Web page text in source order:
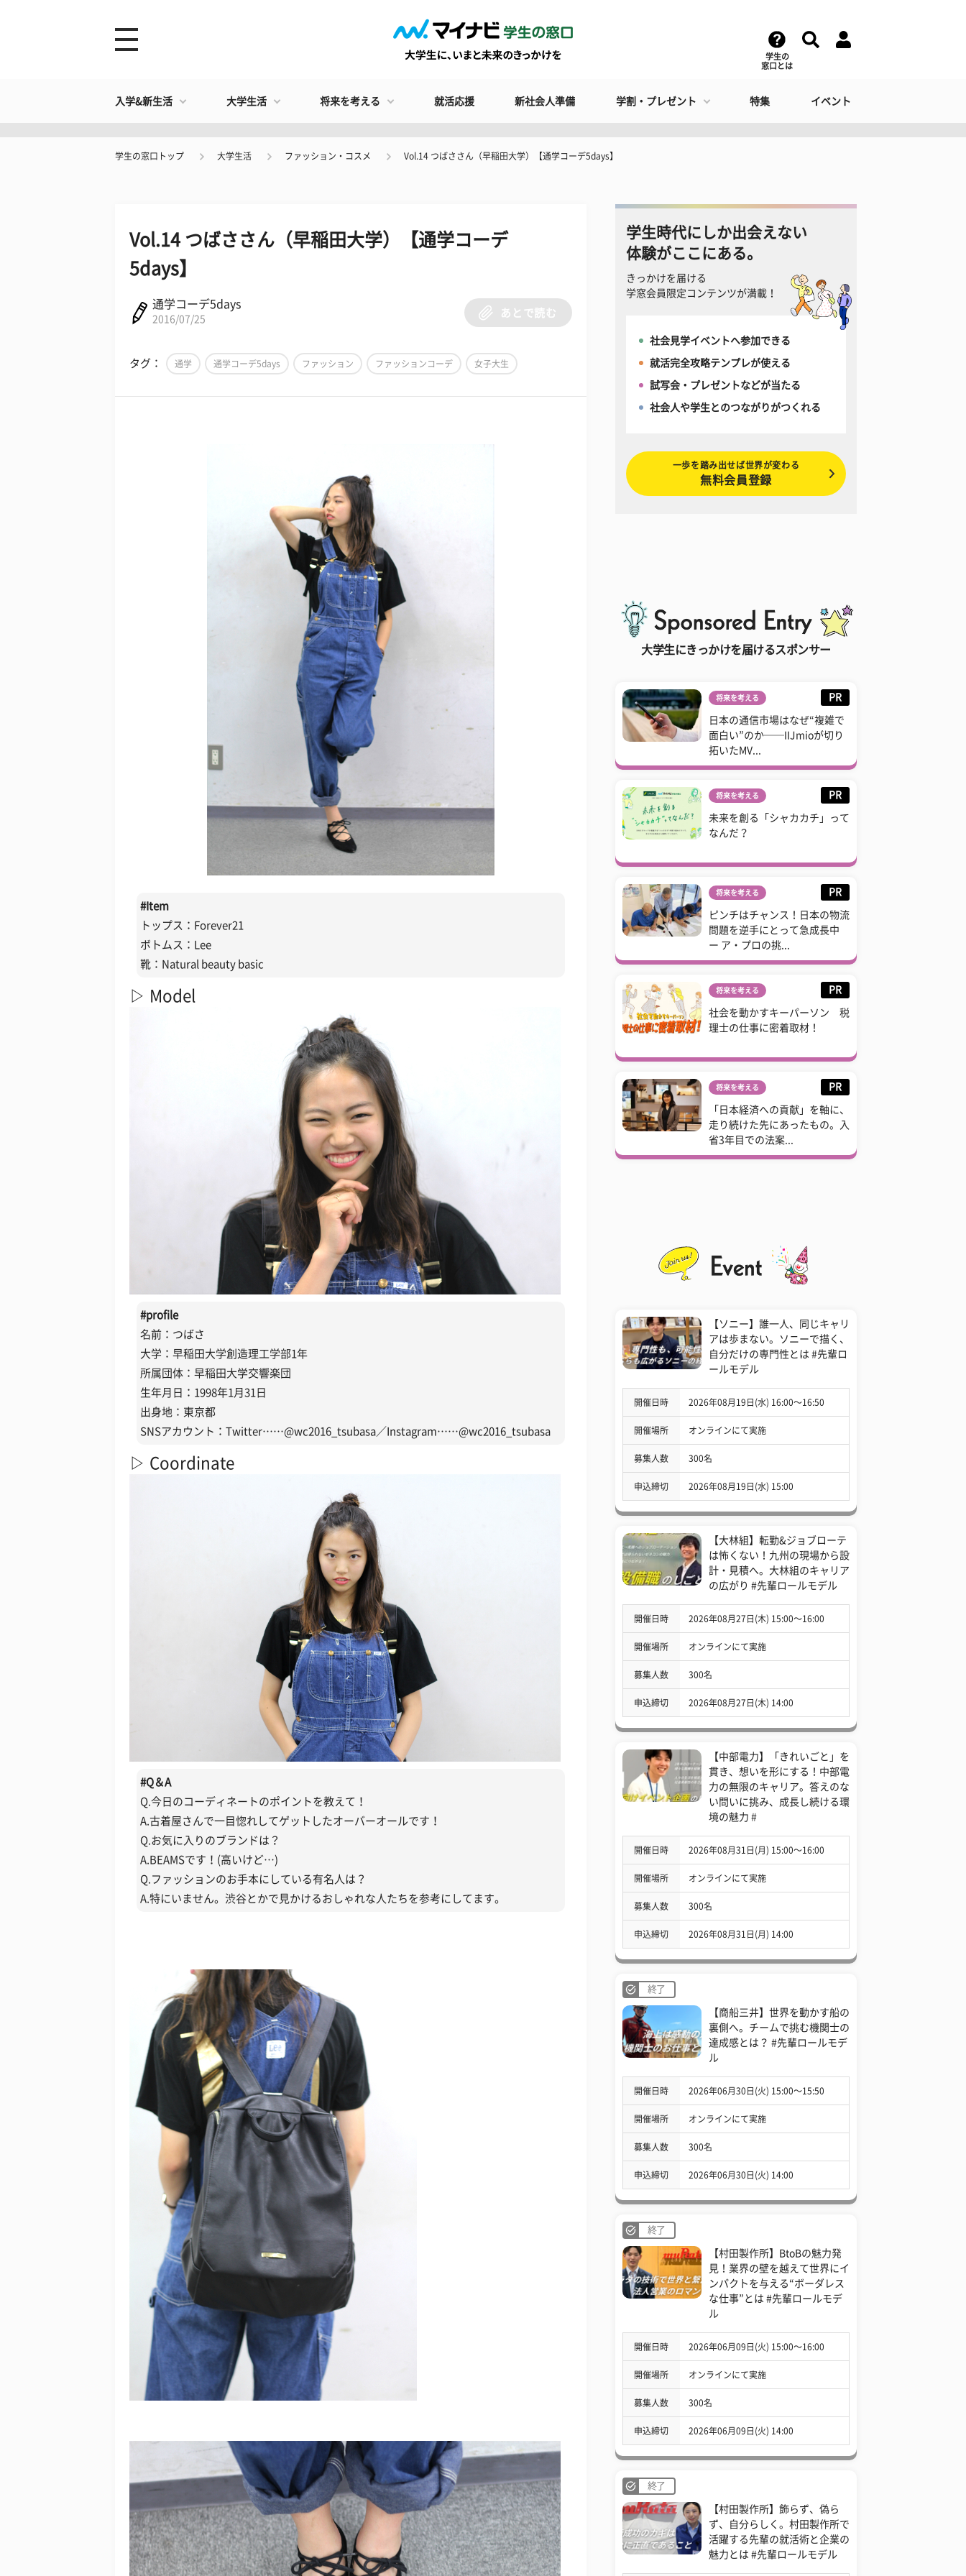
学生の
窓口とは
入学&新生活 大学生活 将来を考える 就活応援 新社会人準備 学割・プレゼント 特集 イベント
学生の窓口トップ 大学生活 ファッション・コスメ Vol.14 つばささん（早稲田大学）【通学コーデ5days】
Vol.14 つばささん（早稲田大学）【通学コーデ
5days】
通学コーデ5days
2016/07/25
あとで読む
タグ： 通学 通学コーデ5days ファッション ファッションコーデ 女子大生
#Item
トップス：Forever21
ボトムス：Lee
靴：Natural beauty basic
▷ Model
#profile
名前：つばさ
大学：早稲田大学創造理工学部1年
所属団体：早稲田大学交響楽団
生年月日：1998年1月31日
出身地：東京都
SNSアカウント：Twitter……@wc2016_tsubasa／Instagram……@wc2016_tsubasa
▷ Coordinate
#Q＆A
Q.今日のコーディネートのポイントを教えて！
A.古着屋さんで一目惚れしてゲットしたオーバーオールです！
Q.お気に入りのブランドは？
A.BEAMSです！(高いけど…)
Q.ファッションのお手本にしている有名人は？
A.特にいません。渋谷とかで見かけるおしゃれな人たちを参考にしてます。
学生時代にしか出会えない
体験がここにある。
きっかけを届ける
学窓会員限定コンテンツが満載！
社会見学イベントへ参加できる
就活完全攻略テンプレが使える
試写会・プレゼントなどが当たる
社会人や学生とのつながりがつくれる
一歩を踏み出せば世界が変わる
無料会員登録
大学生にきっかけを届けるスポンサー
将来を考える PR
日本の通信市場はなぜ“複雑で
面白い”のか──IIJmioが切り
拓いたMV...
将来を考える PR
未来を創る「シャカカチ」って
なんだ？
将来を考える PR
ピンチはチャンス！日本の物流
問題を逆手にとって急成長中
ー ア・プロの挑...
将来を考える PR
社会を動かすキーパーソン 税
理士の仕事に密着取材！
将来を考える PR
「日本経済への貢献」を軸に、
走り続けた先にあったもの。入
省3年目での法案...
【ソニー】誰一人、同じキャリ
アは歩まない。ソニーで描く、
自分だけの専門性とは #先輩ロ
ールモデル
開催日時 2026年08月19日(水) 16:00〜16:50
開催場所 オンラインにて実施
募集人数 300名
申込締切 2026年08月19日(水) 15:00
【大林組】転勤&ジョブローテ
は怖くない！九州の現場から設
計・見積へ。大林組のキャリア
の広がり #先輩ロールモデル
開催日時 2026年08月27日(木) 15:00〜16:00
開催場所 オンラインにて実施
募集人数 300名
申込締切 2026年08月27日(木) 14:00
【中部電力】「きれいごと」を
貫き、想いを形にする！中部電
力の無限のキャリア。答えのな
い問いに挑み、成長し続ける環
境の魅力 #
開催日時 2026年08月31日(月) 15:00〜16:00
開催場所 オンラインにて実施
募集人数 300名
申込締切 2026年08月31日(月) 14:00
終了
【商船三井】世界を動かす船の
裏側へ。チームで挑む機関士の
達成感とは？ #先輩ロールモデ
ル
開催日時 2026年06月30日(火) 15:00〜15:50
開催場所 オンラインにて実施
募集人数 300名
申込締切 2026年06月30日(火) 14:00
終了
【村田製作所】BtoBの魅力発
見！業界の壁を越えて世界にイ
ンパクトを与える“ボーダレス
な仕事”とは #先輩ロールモデ
ル
開催日時 2026年06月09日(火) 15:00〜16:00
開催場所 オンラインにて実施
募集人数 300名
申込締切 2026年06月09日(火) 14:00
終了
【村田製作所】飾らず、偽ら
ず、自分らしく。村田製作所で
活躍する先輩の就活術と企業の
魅力とは #先輩ロールモデル